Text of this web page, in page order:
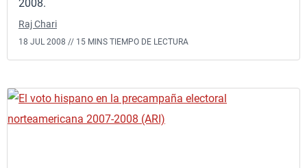
2008.
Raj Chari
18 JUL 2008 // 15 MINS TIEMPO DE LECTURA